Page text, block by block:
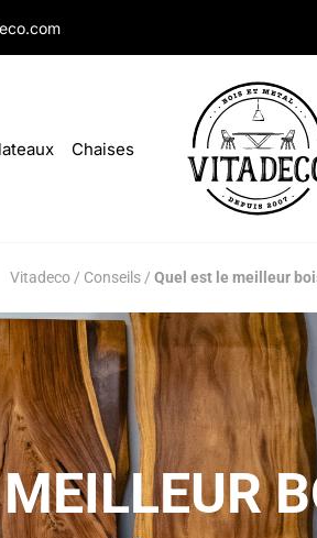
Chaises
Vitadeco/ Conseils/ Quel est le meilleur